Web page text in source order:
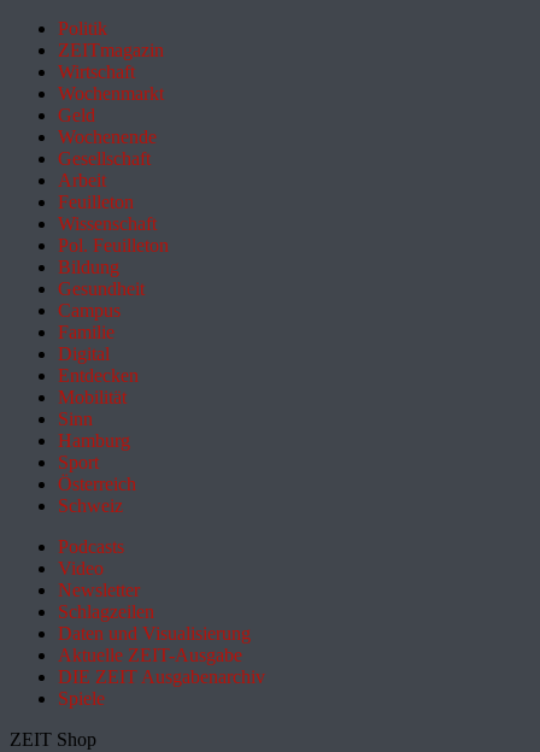
Politik
ZEITmagazin
Wirtschaft
Wochenmarkt
Geld
Wochenende
Gesellschaft
Arbeit
Feuilleton
Wissenschaft
Pol. Feuilleton
Bildung
Gesundheit
Campus
Familie
Digital
Entdecken
Mobilität
Sinn
Hamburg
Sport
Österreich
Schweiz
Podcasts
Video
Newsletter
Schlagzeilen
Daten und Visualisierung
Aktuelle ZEIT-Ausgabe
DIE ZEIT Ausgabenarchiv
Spiele
ZEIT Shop